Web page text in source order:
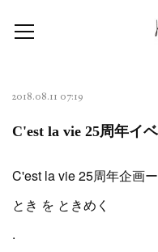
2018.08.11 07:19
C'est la vie 25周年イ
C'est la vie 25周年企画ー
とき を ときめく
.